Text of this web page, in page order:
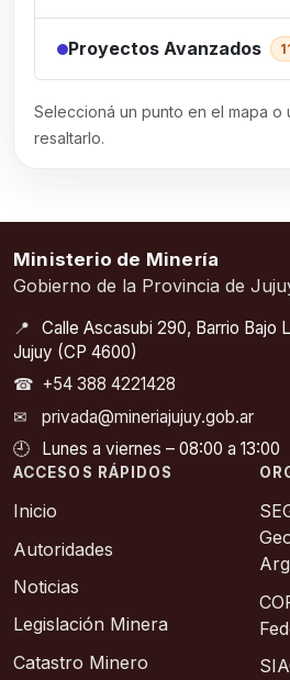
Proyectos Avanzados
Seleccioná un punto en el mapa o
resaltarlo.
Ministerio de Minería
Gobierno de la Provincia de
📍
Calle Ascasubi 290, Barrio Bajo
Jujuy (CP 4600)
☎ +54 388 4221428
✉
privada@mineriajujuy.gob.ar
🕘
Lunes a viernes – 08:00 a 13:00
ACCESOS RÁPIDOS
Inicio
Autoridades
Noticias
Legislación Minera
Catastro Minero